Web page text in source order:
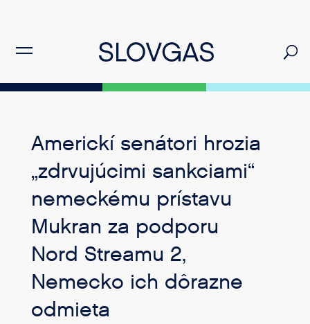
Americkí senátori hrozia
„zdrvujúcimi sankciami“
nemeckému prístavu
Mukran za podporu
Nord Streamu 2,
Nemecko ich dôrazne
odmieta